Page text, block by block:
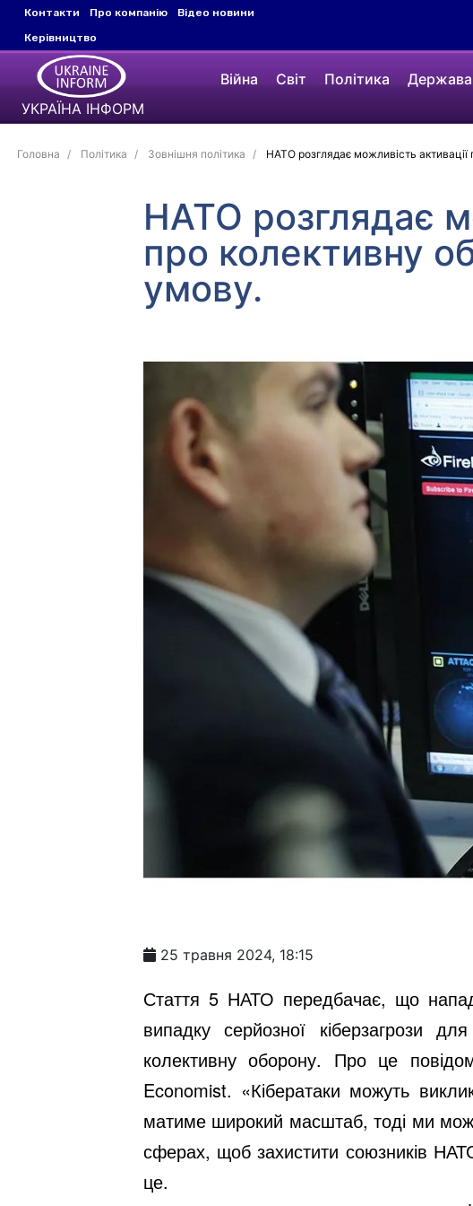
Контакти Про компанію
Відео новини
Керівництво
УКРАЇНА ІНФОРМ
Війна Світ Політика Держава
Головна Політика Зовнішня політика НАТО розглядає можливість активації
НАТО розглядає
про колективну
умову.
25 травня 2024, 18:15
Стаття 5 НАТО передбачає, що
випадку серйозної кіберзагрози
колективну оборону. Про це
Economist. «Кібератаки можуть
матиме широкий масштаб, тоді ми
сферах, щоб захистити союзників
це.